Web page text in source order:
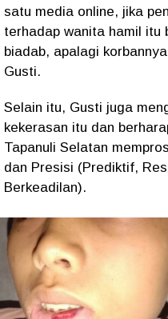
satu media online, jika
terhadap wanita hamil itu
biadab, apalagi
Gusti.
Selain itu, Gusti juga
kekerasan itu dan
Tapanuli Selatan
dan Presisi (Prediktif,
Berkeadilan).